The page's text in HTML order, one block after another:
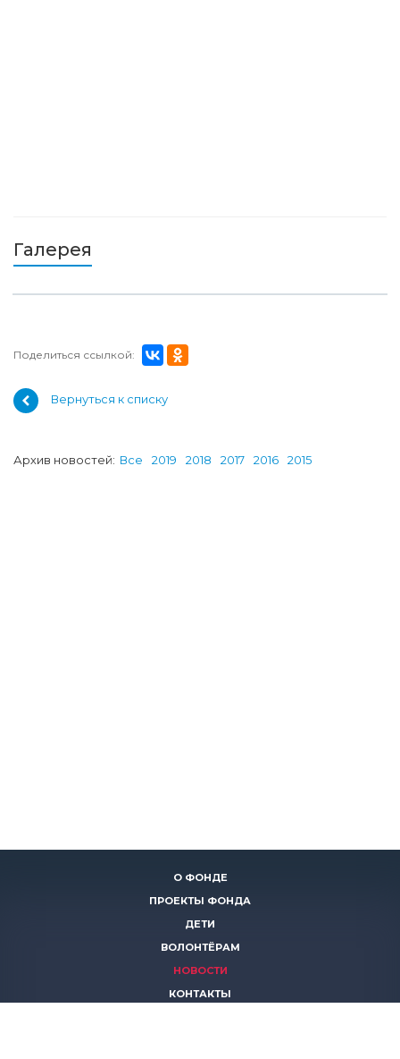
Галерея
Поделиться ссылкой:
Вернуться к списку
Архив новостей: Все 2019 2018 2017 2016 2015
О ФОНДЕ
ПРОЕКТЫ ФОНДА
ДЕТИ
ВОЛОНТЁРАМ
НОВОСТИ
КОНТАКТЫ